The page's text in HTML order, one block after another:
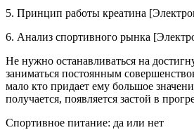
5. Принцип работы креатина
6. Анализ спортивного рынка
Не нужно останавливаться на
заниматься постоянным
мало кто придает ему большое
получается, появляется застой в
Спортивное питание: да или нет